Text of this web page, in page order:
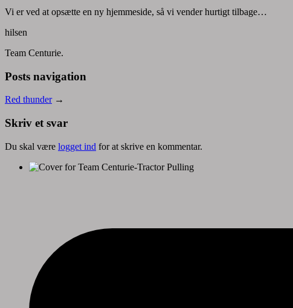
Vi er ved at opsætte en ny hjemmeside, så vi vender hurtigt tilbage…
hilsen
Team Centurie.
Posts navigation
Red thunder→
Skriv et svar
Du skal være logget ind for at skrive en kommentar.